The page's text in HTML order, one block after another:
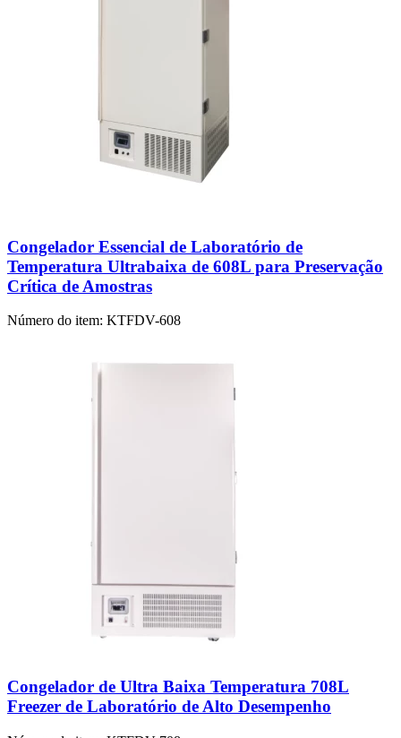
Congelador Essencial de Laboratório de
Temperatura Ultrabaixa de 608L para Preservação
Crítica de Amostras
Número do item: KTFDV-608
Congelador de Ultra Baixa Temperatura 708L
Freezer de Laboratório de Alto Desempenho